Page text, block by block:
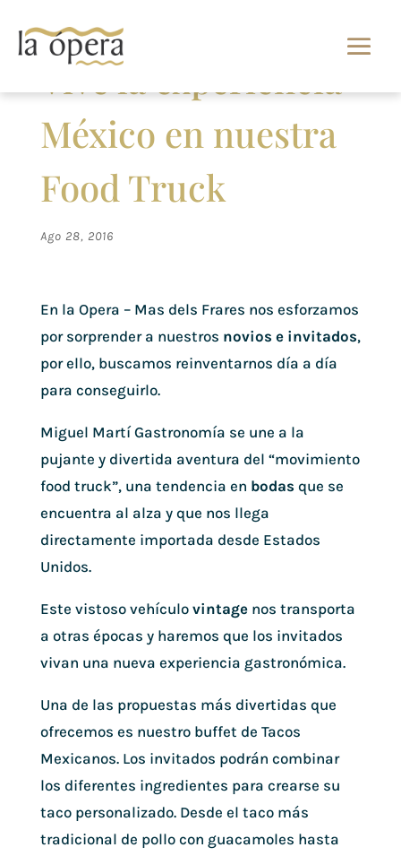
Vive la experiencia
México en nuestra
Food Truck
Ago 28, 2016
En la Opera – Mas dels Frares nos esforzamos
por sorprender a nuestros novios e invitados,
por ello, buscamos reinventarnos día a día
para conseguirlo.
Miguel Martí Gastronomía se une a la
pujante y divertida aventura del “movimiento
food truck”, una tendencia en bodas que se
encuentra al alza y que nos llega
directamente importada desde Estados
Unidos.
Este vistoso vehículo vintagenos transporta
a otras épocas y haremos que los invitados
vivan una nueva experiencia gastronómica.
Una de las propuestas más divertidas que
ofrecemos es nuestro buffet de Tacos
Mexicanos. Los invitados podrán combinar
los diferentes ingredientes para crearse su
taco personalizado. Desde el taco más
tradicional de pollo con guacamoles hasta